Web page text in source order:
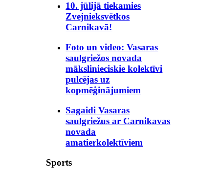
10. jūlijā tiekamies
Zvejnieksvētkos
Carnikavā!
Foto un video: Vasaras
saulgriežos novada
mākslinieciskie kolektīvi
pulcējas uz
kopmēģinājumiem
Sagaidi Vasaras
saulgriežus ar Carnikavas
novada
amatierkolektīviem
Sports